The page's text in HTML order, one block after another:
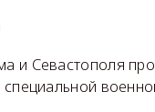
и Севастополя